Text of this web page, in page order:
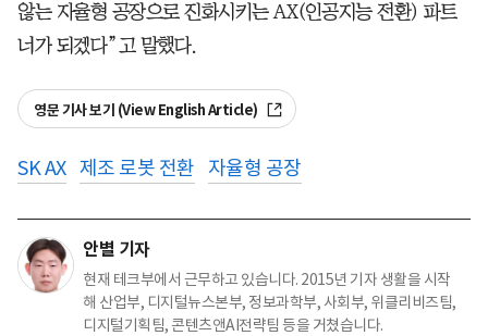
않는 자율형 공장으로 진화시키는 AX(인공지능 전환) 파트
너가 되겠다”고 말했다.
영문 기사 보기 (View English Article)
SK AX 제조 로봇 전환 자율형 공장
안별 기자
현재 테크부에서 근무하고 있습니다. 2015년 기자 생활을 시작
해 산업부, 디지털뉴스본부, 정보과학부, 사회부, 위클리비즈팀,
디지털기획팀, 콘텐츠앤AI전략팀 등을 거쳤습니다.